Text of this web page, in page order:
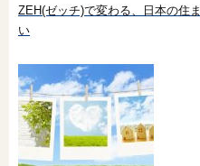
ZEH(ゼッチ)で変わる、日本の住ま
い